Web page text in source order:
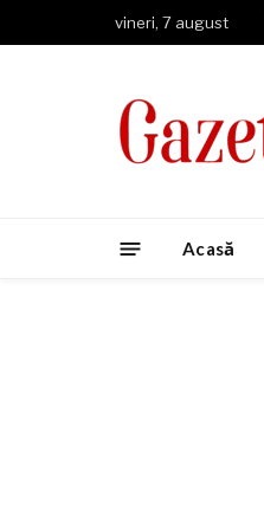
vineri, 7 august
Acasă